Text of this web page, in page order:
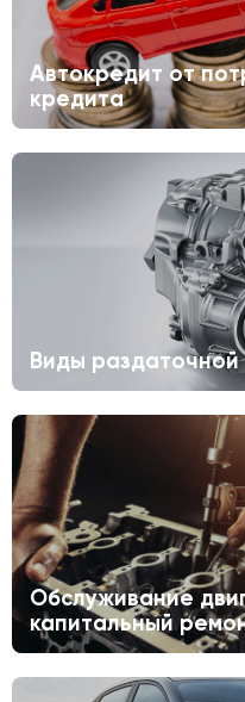
Автокредит от
кредита
Виды раздаточной
Обслуживание
капитальный